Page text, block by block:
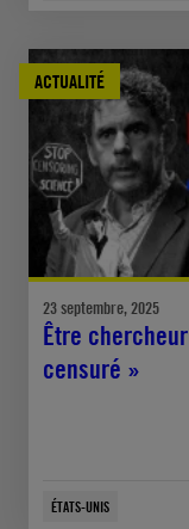
ACTUALITÉ
23 septembre, 2025
Être
censuré »
ÉTATS-UNIS